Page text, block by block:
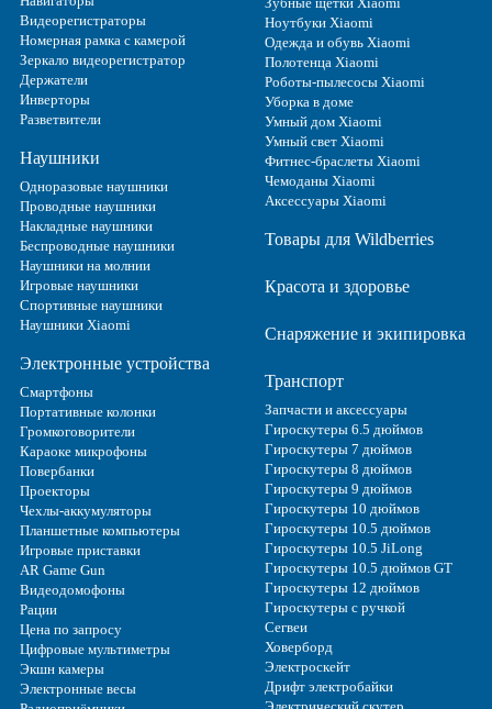
Видеорегистраторы
Номерная рамка с камерой
Зеркало видеорегистратор
Держатели
Инверторы
Разветвители
Наушники
Одноразовые наушники
Проводные наушники
Накладные наушники
Беспроводные наушники
Наушники на молнии
Игровые наушники
Спортивные наушники
Наушники Xiaomi
Электронные устройства
Смартфоны
Портативные колонки
Громкоговорители
Караоке микрофоны
Повербанки
Проекторы
Чехлы-аккумуляторы
Планшетные компьютеры
Игровые приставки
AR Game Gun
Видеодомофоны
Рации
Цена по запросу
Цифровые мультиметры
Экшн камеры
Электронные весы
Ноутбуки Xiaomi
Одежда и обувь Xiaomi
Полотенца Xiaomi
Роботы-пылесосы Xiaomi
Уборка в доме
Умный дом Xiaomi
Умный свет Xiaomi
Фитнес-браслеты Xiaomi
Чемоданы Xiaomi
Аксессуары Xiaomi
Товары для Wildberries
Красота и здоровье
Снаряжение и экипировка
Транспорт
Запчасти и аксессуары
Гироскутеры 6.5 дюймов
Гироскутеры 7 дюймов
Гироскутеры 8 дюймов
Гироскутеры 9 дюймов
Гироскутеры 10 дюймов
Гироскутеры 10.5 дюймов
Гироскутеры 10.5 JiLong
Гироскутеры 10.5 дюймов GT
Гироскутеры 12 дюймов
Гироскутеры с ручкой
Сегвеи
Ховерборд
Электроскейт
Дрифт электробайки